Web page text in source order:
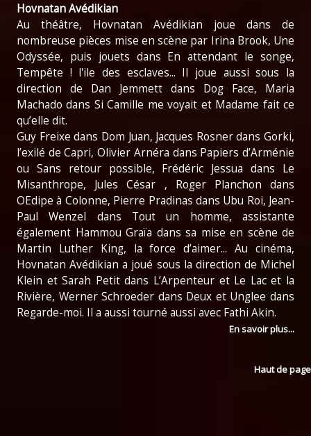
Hovnatan Avédikian
Au théâtre, Hovnatan Avédikian joue dans de
nombreuse pièces mise en scène par Irina Brook, Une
Odyssée, puis jouets dans En attendant le songe,
Tempête ! l'ile des esclaves... Il joue aussi sous la
direction de Dan Jemmett dans Dog Face, Maria
Machado dans Si Camille me voyait et Madame fait ce
qu’elle dit.
Guy Freixe dans Dom Juan, Jacques Rosner dans Gorki,
l’exilé de Capri, Olivier Arnéra dans Papiers d’Arménie
ou Sans retour possible, Frédéric Jessua dans Le
Misanthrope, Jules César , Roger Planchon dans
OEdipe à Colonne, Pierre Pradinas dans Ubu Roi, Jean-
Paul Wenzel dans Tout un homme, assistante
également Hammou Graïa dans sa mise en scène de
Martin Luther King, la force d’aimer... Au cinéma,
Hovnatan Avédikian a joué sous la direction de Michel
Klein et Sarah Petit dans L’Arpenteur et Le Lac et la
Rivière, Werner Schroeder dans Deux et Unglee dans
Regarde-moi. Il a aussi tourné aussi avec Fathi Akin.
En savoir plus...
Haut de page